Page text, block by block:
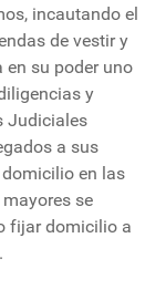
incautando el
de vestir y
en su poder uno
y
Judiciales
a sus
en las
se
fijar domicilio a